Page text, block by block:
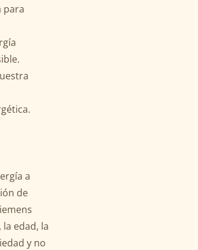
para
a
de
edad, la
y no